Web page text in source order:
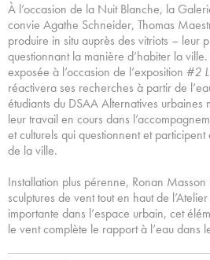
À l’occasion de la Nuit Blanche, la
convie Agathe Schneider, Thomas
produire in situ auprès des vitriots – leur
questionnant la manière d’habiter la
exposée à l’occasion de l’exposition #2
réactivera ses recherches à partir de
étudiants du DSAA Alternatives urbaines
leur travail en cours dans
et culturels qui questionnent et
de la ville.
Installation plus pérenne, Ronan
sculptures de vent tout en haut de
importante dans l’espace urbain, cet
le vent complète le rapport à l’eau dans